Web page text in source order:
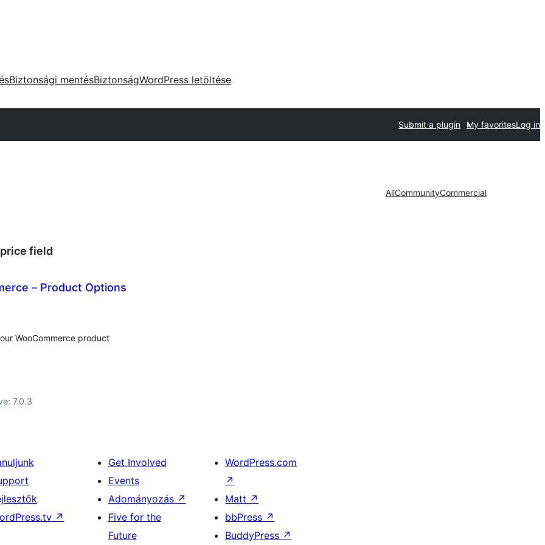
Biztonsági mentésBiztonságWordPress letöltése
Submit a plugin My favoritesLog in
AllCommunityCommercial
field
– Product Options
WooCommerce product
7.0.3
↗
Get Involved
Events
Adományozás ↗
Five for the
Future
WordPress.com
↗
Matt ↗
bbPress ↗
BuddyPress ↗